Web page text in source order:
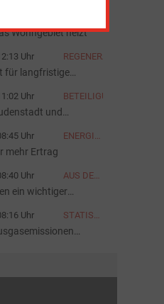
Wohngebiet heizt
Uhr REGENERATIVE
für langfristige
Uhr BETEILIGUNG
und
Uhr
ENERGIEFOTO
mehr Ertrag
Uhr
AUS DER
AUSGABE
ein wichtiger
Uhr
STATISTIK
TAGES